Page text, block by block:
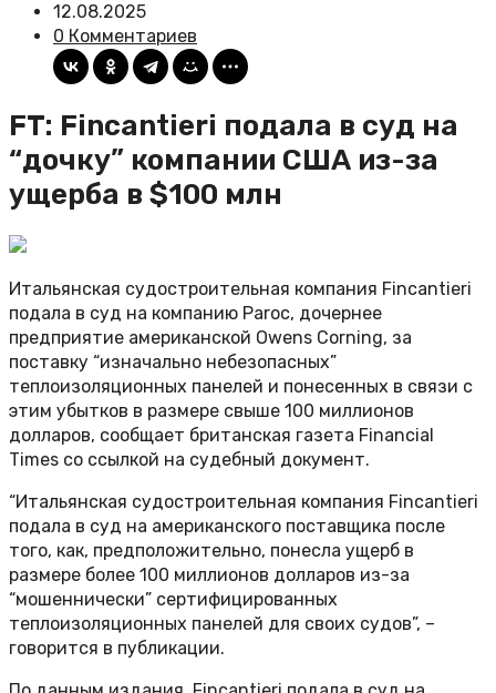
12.08.2025
0 Комментариев
FT: Fincantieri подала в суд на
“дочку” компании США из-за
ущерба в $100 млн
Итальянская судостроительная компания Fincantieri
подала в суд на компанию Paroc, дочернее
предприятие американской Owens Corning, за
поставку “изначально небезопасных”
теплоизоляционных панелей и понесенных в связи с
этим убытков в размере свыше 100 миллионов
долларов, сообщает британская газета Financial
Times со ссылкой на судебный документ.
“Итальянская судостроительная компания Fincantieri
подала в суд на американского поставщика после
того, как, предположительно, понесла ущерб в
размере более 100 миллионов долларов из-за
“мошеннически” сертифицированных
теплоизоляционных панелей для своих судов”, –
говорится в публикации.